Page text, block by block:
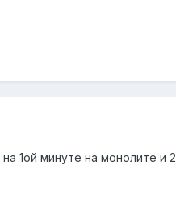
1ой минуте на монолите и 2